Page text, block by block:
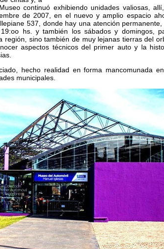
continuó exhibiendo unidades valiosas,
de 2007, en el nuevo y amplio espacio
537, donde hay una atención permanente,
hs. y también los sábados y domingos,
región, sino también de muy lejanas tierras del
aspectos técnicos del primer auto y la
hecho realidad en forma mancomunada
municipales.